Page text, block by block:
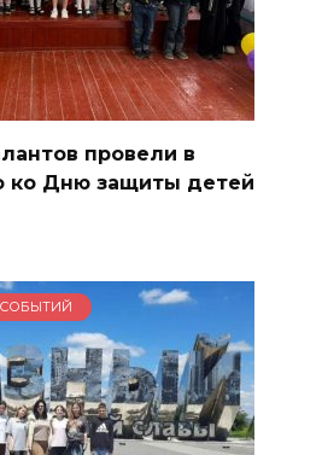
провели в
ко Дню защиты детей